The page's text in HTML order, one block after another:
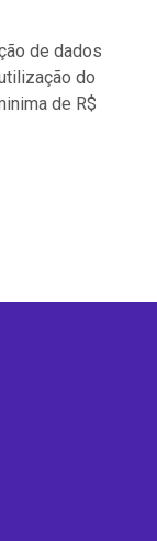
de dados
do
de R$